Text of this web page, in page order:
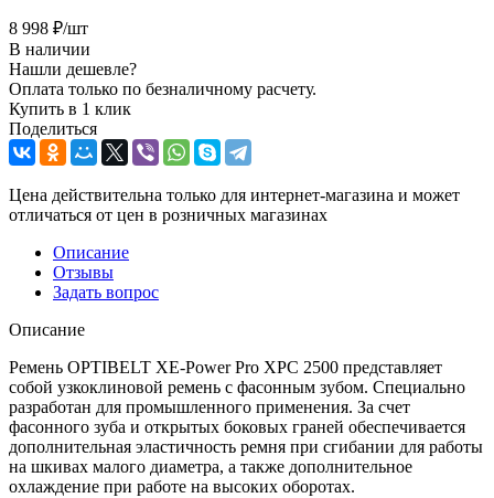
8 998 ₽/шт
В наличии
Нашли дешевле?
Оплата только по безналичному расчету.
Купить в 1 клик
Поделиться
Цена действительна только для интернет-магазина и может
отличаться от цен в розничных магазинах
Описание
Отзывы
Задать вопрос
Описание
Ремень OPTIBELT XE-Power Pro XPC 2500 представляет
собой узкоклиновой ремень с фасонным зубом. Специально
разработан для промышленного применения. За счет
фасонного зуба и открытых боковых граней обеспечивается
дополнительная эластичность ремня при сгибании для работы
на шкивах малого диаметра, а также дополнительное
охлаждение при работе на высоких оборотах.